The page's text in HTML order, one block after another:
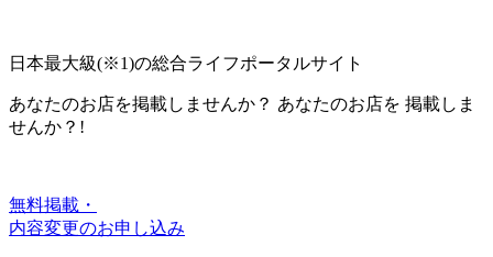
日本最大級(※1)の総合ライフポータルサイト
あなたのお店を掲載しませんか？ あなたのお店を 掲載しま
せんか？!
無料掲載・
内容変更のお申し込み